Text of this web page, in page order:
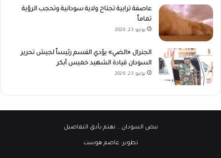
عاصفة ترابية تجتاح ولاية سودانية وتحجب الرؤية
تماماً
يونيو 23, 2026
الجنرال «الضي» يؤدي القسم رئيساً لجيش تحرير
السودان قيادة الشهيد خميس أبكر
يونيو 23, 2026
نبض السودان .. نهتم بأدق التفاصيل
تطوير:عاصم هوست